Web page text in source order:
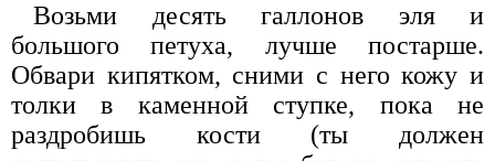
Возьми десять галлонов эля и
большого петуха, лучше постарше.
Обвари кипятком, сними с него кожу и
толки в каменной ступке, пока не
раздробишь кости (ты должен